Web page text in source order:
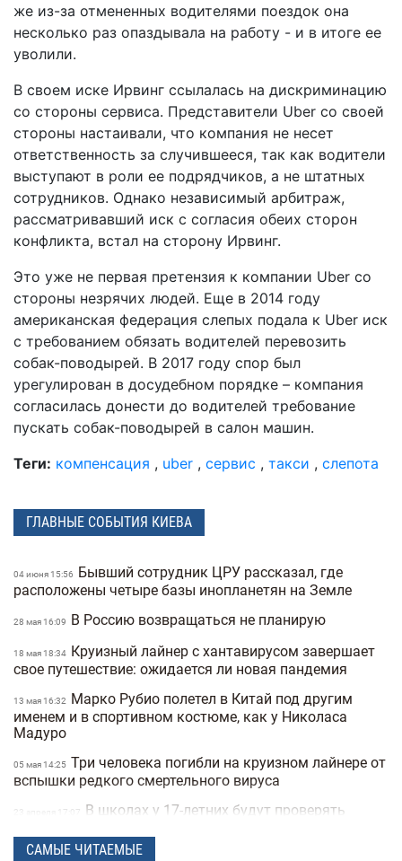
же из-за отмененных водителями поездок она
несколько раз опаздывала на работу - и в итоге ее
уволили.
В своем иске Ирвинг ссылалась на дискриминацию
со стороны сервиса. Представители Uber со своей
стороны настаивали, что компания не несет
ответственность за случившееся, так как водители
выступают в роли ее подрядчиков, а не штатных
сотрудников. Однако независимый арбитраж,
рассматривавший иск с согласия обеих сторон
конфликта, встал на сторону Ирвинг.
Это уже не первая претензия к компании Uber со
стороны незрячих людей. Еще в 2014 году
американская федерация слепых подала к Uber иск
с требованием обязать водителей перевозить
собак-поводырей. В 2017 году спор был
урегулирован в досудебном порядке – компания
согласилась донести до водителей требование
пускать собак-поводырей в салон машин.
Теги: компенсация , uber , сервис , такси , слепота
ГЛАВНЫЕ СОБЫТИЯ КИЕВА
04 июня 15:56
Бывший сотрудник ЦРУ рассказал, где
расположены четыре базы инопланетян на Земле
28 мая 16:09 В Россию возвращаться не планирую
18 мая 18:34 Круизный лайнер с хантавирусом завершает
свое путешествие: ожидается ли новая пандемия
13 мая 16:32
Марко Рубио полетел в Китай под другим
именем и в спортивном костюме, как у Николаса
Мадуро
05 мая 14:25 Три человека погибли на круизном лайнере от
вспышки редкого смертельного вируса
23 апреля 17:07
В школах у 17-летних будут проверять
САМЫЕ ЧИТАЕМЫЕ